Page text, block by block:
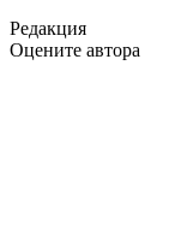
Редакция
Оцените автора